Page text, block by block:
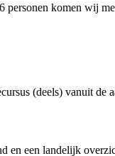
komen wij
(deels) vanuit de
en een landelijk